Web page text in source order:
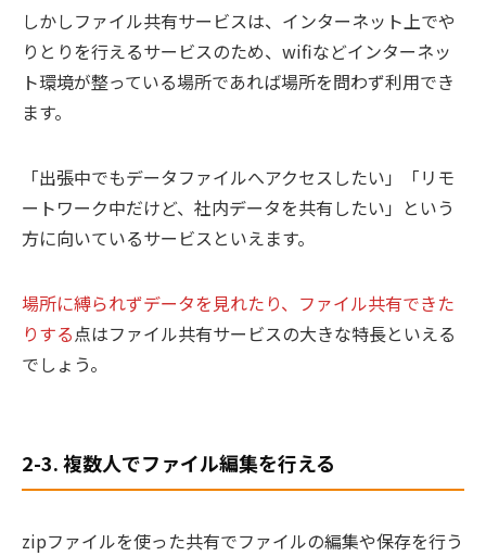
しかしファイル共有サービスは、インターネット上でや
りとりを行えるサービスのため、wifiなどインターネッ
ト環境が整っている場所であれば場所を問わず利用でき
ます。
「出張中でもデータファイルへアクセスしたい」「リモ
ートワーク中だけど、社内データを共有したい」という
方に向いているサービスといえます。
場所に縛られずデータを見れたり、ファイル共有できた
りする点はファイル共有サービスの大きな特長といえる
でしょう。
2-3. 複数人でファイル編集を行える
zipファイルを使った共有でファイルの編集や保存を行う